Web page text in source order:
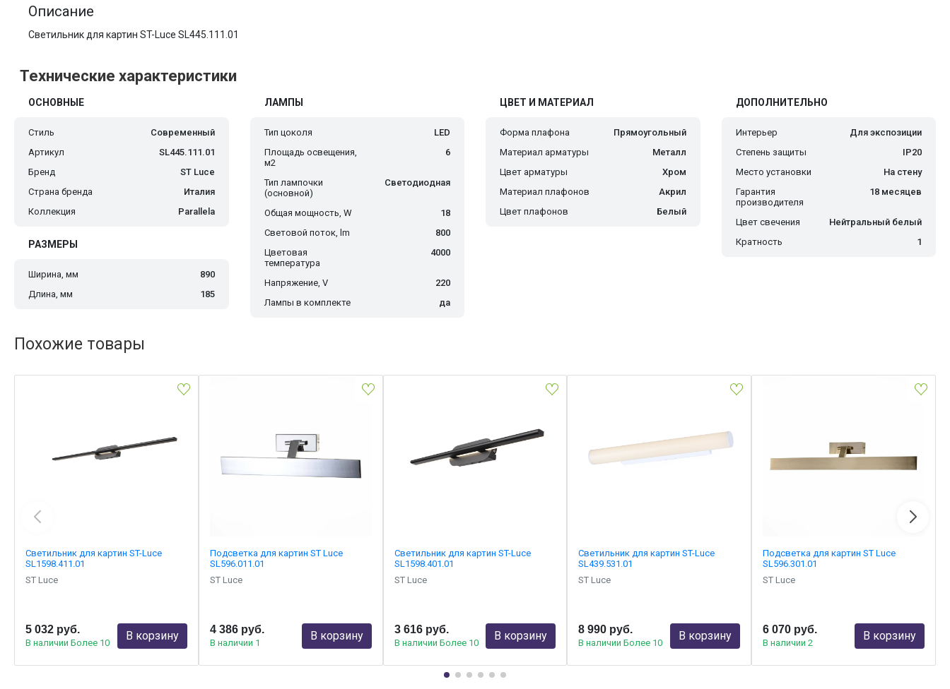
Описание
Светильник для картин ST-Luce SL445.111.01
Технические характеристики
ОСНОВНЫЕ
Стиль
Современный
Артикул
SL445.111.01
Бренд
ST Luce
Страна бренда
Италия
Коллекция
Parallela
РАЗМЕРЫ
Ширина, мм
890
Длина, мм
185
ЛАМПЫ
Тип цоколя
LED
Площадь освещения,
м2
6
Тип лампочки
(основной)
Светодиодная
Общая мощность, W
18
Световой поток, lm
800
Цветовая
температура
4000
Напряжение, V
220
Лампы в комплекте
да
ЦВЕТ И МАТЕРИАЛ
Форма плафона
Прямоугольный
Материал арматуры
Металл
Цвет арматуры
Хром
Материал плафонов
Акрил
Цвет плафонов
Белый
ДОПОЛНИТЕЛЬНО
Интерьер
Для экспозиции
Степень защиты
IP20
Место установки
На стену
Гарантия
производителя
18 месяцев
Цвет свечения
Нейтральный белый
Кратность
1
Похожие товары
Светильник для картин ST-Luce
SL1598.411.01
ST Luce
5 032 руб.
В наличии Более 10
В корзину
Подсветка для картин ST Luce
SL596.011.01
ST Luce
4 386 руб.
В наличии 1
В корзину
Светильник для картин ST-Luce
SL1598.401.01
ST Luce
3 616 руб.
В наличии Более 10
В корзину
Светильник для картин ST-Luce
SL439.531.01
ST Luce
8 990 руб.
В наличии Более 10
В корзину
Подсветка для картин ST Luce
SL596.301.01
ST Luce
6 070 руб.
В наличии 2
В корзину